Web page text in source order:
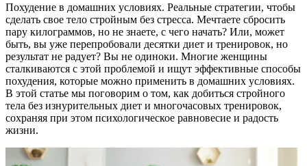
Похудение в домашних условиях. Реальные стратегии, чтобы
сделать свое тело стройным без стресса. Мечтаете сбросить
пару килограммов, но не знаете, с чего начать? Или, может
быть, вы уже перепробовали десятки диет и тренировок, но
результат не радует? Вы не одиноки. Многие женщины
сталкиваются с этой проблемой и ищут эффективные способы
похудения, которые можно применить в домашних условиях.
В этой статье мы поговорим о том, как добиться стройного
тела без изнурительных диет и многочасовых тренировок,
сохраняя при этом психологическое равновесие и радость
жизни.